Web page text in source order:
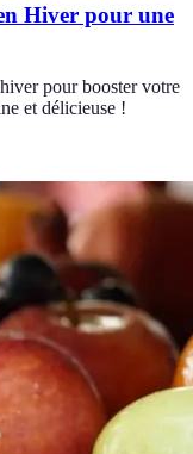
Hiver pour une
pour booster votre
et délicieuse !